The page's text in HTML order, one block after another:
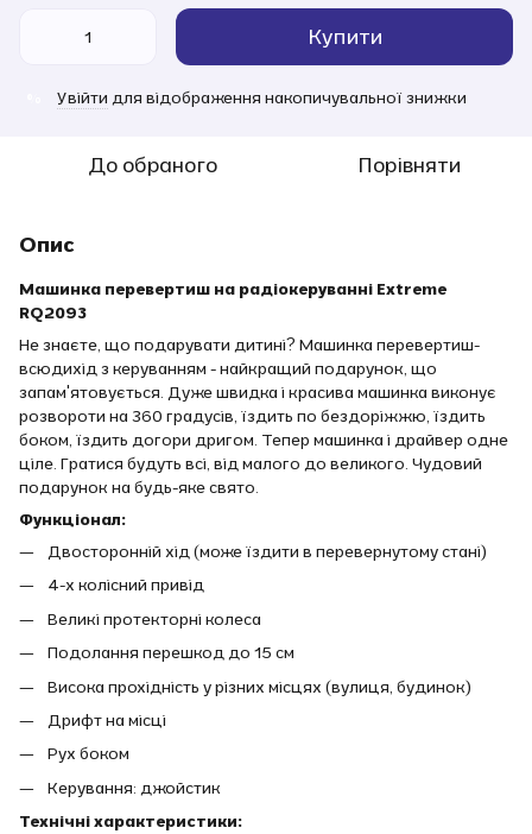
Купити
Увійти для відображення накопичувальної знижки
До обраного Порівняти
Опис
Машинка перевертиш на радіокеруванні Extreme
RQ2093
Не знаєте, що подарувати дитині? Машинка перевертиш-
всюдихід з керуванням - найкращий подарунок, що
запам'ятовується. Дуже швидка і красива машинка виконує
розвороти на 360 градусів, їздить по бездоріжжю, їздить
боком, їздить догори дригом. Тепер машинка і драйвер одне
ціле. Гратися будуть всі, від малого до великого. Чудовий
подарунок на будь-яке свято.
Функціонал:
Двосторонній хід (може їздити в перевернутому стані)
4-х колісний привід
Великі протекторні колеса
Подолання перешкод до 15 см
Висока прохідність у різних місцях (вулиця, будинок)
Дрифт на місці
Рух боком
Керування: джойстик
Технічні характеристики: